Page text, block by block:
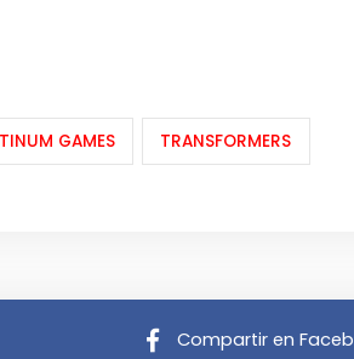
GAMES TRANSFORMERS
Compartir en